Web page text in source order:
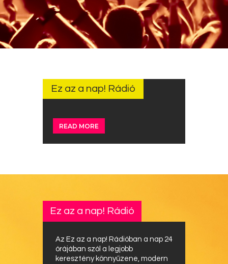
Ez az a nap! Rádió
READ MORE
Ez az a nap! Rádió
Az Ez az a nap! Rádióban a nap 24
órájában szól a legjobb
keresztény könnyűzene, modern